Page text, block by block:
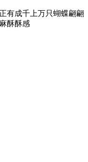
有成千上万只蝴蝶翩翩
酥酥感